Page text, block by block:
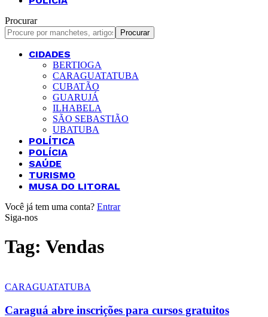
Procurar
CIDADES
BERTIOGA
CARAGUATATUBA
CUBATÃO
GUARUJÁ
ILHABELA
SÃO SEBASTIÃO
UBATUBA
POLÍTICA
POLÍCIA
SAÚDE
TURISMO
MUSA DO LITORAL
Você já tem uma conta? Entrar
Siga-nos
Tag: Vendas
CARAGUATATUBA
Caraguá abre inscrições para cursos gratuitos